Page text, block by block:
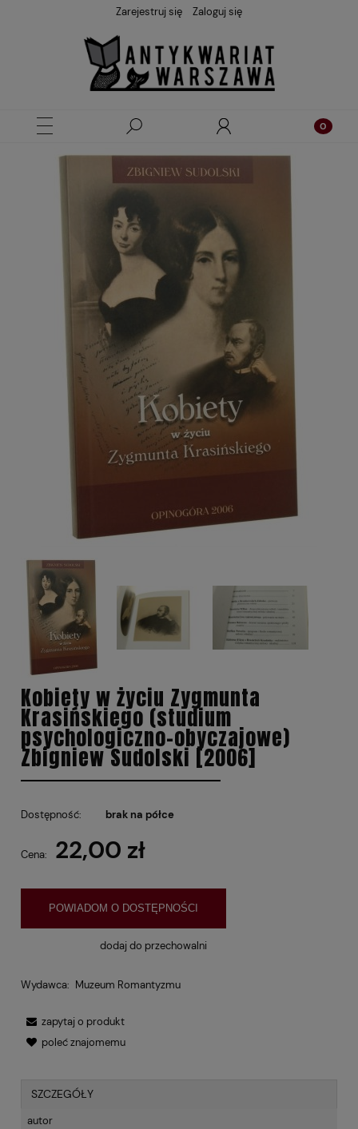
Zarejestruj się Zaloguj się
Kobiety w życiu Zygmunta
Krasińskiego (studium
psychologiczno-obyczajowe)
Zbigniew Sudolski [2006]
Dostępność: brak na półce
Cena: 22,00 zł
POWIADOM O DOSTĘPNOŚCI
dodaj do przechowalni
Wydawca: Muzeum Romantyzmu
zapytaj o produkt
poleć znajomemu
SZCZEGÓŁY
autor